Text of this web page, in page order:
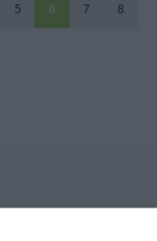
5 6 7 8
Serwis Informacyjny Miasta